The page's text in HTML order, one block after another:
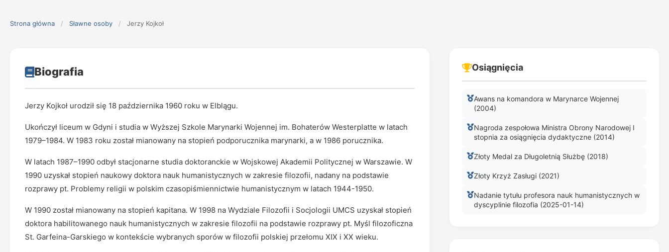
Strona główna / Sławne osoby / Jerzy Kojkoł
Biografia
Jerzy Kojkoł urodził się 18 października 1960 roku w Elblągu.
Ukończył liceum w Gdyni i studia w Wyższej Szkole Marynarki Wojennej im. Bohaterów Westerplatte w latach
1979–1984. W 1983 roku został mianowany na stopień podporucznika marynarki, a w 1986 porucznika.
W latach 1987–1990 odbył stacjonarne studia doktoranckie w Wojskowej Akademii Politycznej w Warszawie. W
1990 uzyskał stopień naukowy doktora nauk humanistycznych w zakresie filozofii, nadany na podstawie
rozprawy pt. Problemy religii w polskim czasopiśmiennictwie humanistycznym w latach 1944-1950.
W 1990 został mianowany na stopień kapitana. W 1998 na Wydziale Filozofii i Socjologii UMCS uzyskał stopień
doktora habilitowanego nauk humanistycznych w zakresie filozofii na podstawie rozprawy pt. Myśl filozoficzna
St. Garfeina-Garskiego w kontekście wybranych sporów w filozofii polskiej przełomu XIX i XX wieku.
Osiągnięcia
Awans na komandora w Marynarce Wojennej
(2004)
Nagroda zespołowa Ministra Obrony Narodowej I
stopnia za osiągnięcia dydaktyczne (2014)
Złoty Medal za Długoletnią Służbę (2018)
Złoty Krzyż Zasługi (2021)
Nadanie tytułu profesora nauk humanistycznych w
dyscyplinie filozofia (2025-01-14)